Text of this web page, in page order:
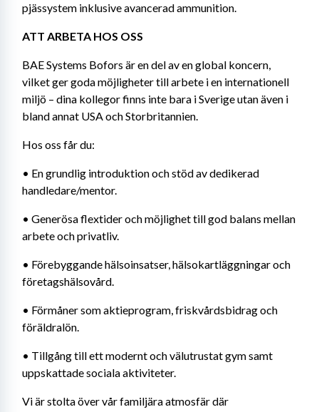
pjässystem inklusive avancerad ammunition.
ATT ARBETA HOS OSS
BAE Systems Bofors är en del av en global koncern,
vilket ger goda möjligheter till arbete i en internationell
miljö – dina kollegor finns inte bara i Sverige utan även i
bland annat USA och Storbritannien.
Hos oss får du:
• En grundlig introduktion och stöd av dedikerad
handledare/mentor.
• Generösa flextider och möjlighet till god balans mellan
arbete och privatliv.
• Förebyggande hälsoinsatser, hälsokartläggningar och
företagshälsovård.
• Förmåner som aktieprogram, friskvårdsbidrag och
föräldralön.
• Tillgång till ett modernt och välutrustat gym samt
uppskattade sociala aktiviteter.
Vi är stolta över vår familjära atmosfär där